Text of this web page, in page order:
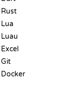
Rust
Lua
Luau
Excel
Git
Docker